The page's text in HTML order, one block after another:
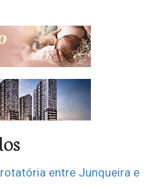
entre Junqueira e